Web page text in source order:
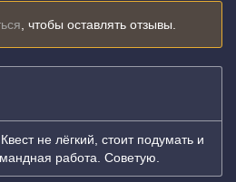
, чтобы оставлять отзывы.
не лёгкий, стоит подумать и
работа. Советую.